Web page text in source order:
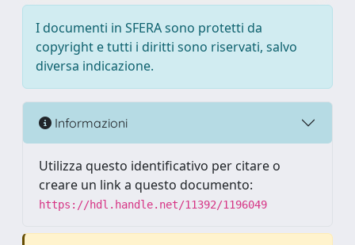
I documenti in SFERA sono protetti da
copyright e tutti i diritti sono riservati, salvo
diversa indicazione.
Informazioni
Utilizza questo identificativo per citare o
creare un link a questo documento:
https://hdl.handle.net/11392/1196049